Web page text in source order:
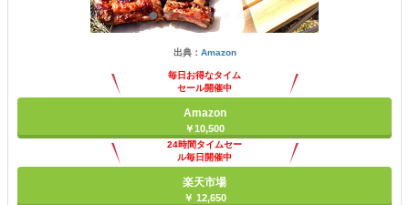
出典： Amazon
毎日お得なタイム
セール開催中
Amazon
￥10,500
24時間タイムセー
ル毎日開催中
楽天市場
￥ 12,650